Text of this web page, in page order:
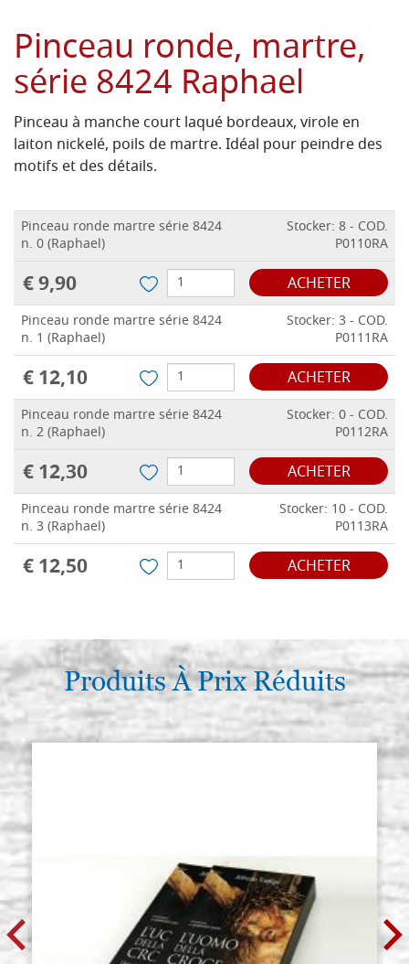
Pinceau ronde, martre,
série 8424 Raphael
Pinceau à manche court laqué bordeaux, virole en
laiton nickelé, poils de martre.Idéal pour peindre des
motifs et des détails.
Pinceau ronde martre série 8424
n. 0 (Raphael)
Stocker: 8 - COD.
P0110RA
€ 9,90 ACHETER
Pinceau ronde martre série 8424
n. 1 (Raphael)
Stocker: 3 - COD.
P0111RA
€ 12,10 ACHETER
Pinceau ronde martre série 8424
n. 2 (Raphael)
Stocker: 0 - COD.
P0112RA
€ 12,30 ACHETER
Pinceau ronde martre série 8424
n. 3 (Raphael)
Stocker: 10 - COD.
P0113RA
€ 12,50 ACHETER
Produits À Prix Réduits